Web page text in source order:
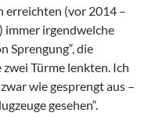
erreichten (vor 2014 –
immer irgendwelche
Sprengung“, die
Türme lenkten. Ich
wie gesprengt aus –
gesehen“.